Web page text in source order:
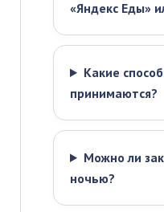
«Яндекс Еды»
Какие
принимаются?
Можно ли
ночью?